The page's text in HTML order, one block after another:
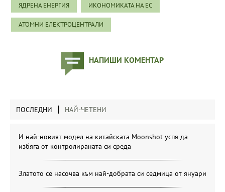
ЯДРЕНА ЕНЕРГИЯ ИКОНОМИКАТА НА ЕС
АТОМНИ ЕЛЕКТРОЦЕНТРАЛИ
НАПИШИ КОМЕНТАР
ПОСЛЕДНИ НАЙ-ЧЕТЕНИ
И най-новият модел на китайската Moonshot успя да
избяга от контролираната си среда
Златото се насочва към най-добрата си седмица от януари